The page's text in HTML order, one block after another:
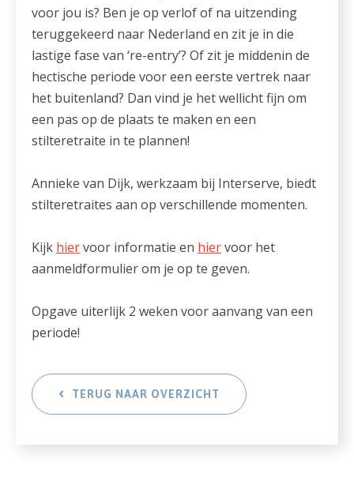
voor jou is? Ben je op verlof of na uitzending
teruggekeerd naar Nederland en zit je in die
lastige fase van ‘re-entry’? Of zit je middenin de
hectische periode voor een eerste vertrek naar
het buitenland? Dan vind je het wellicht fijn om
een pas op de plaats te maken en een
stilteretraite in te plannen!
Annieke van Dijk, werkzaam bij Interserve, biedt
stilteretraites aan op verschillende momenten.
Kijk hiervoor informatie en hiervoor het
aanmeldformulier om je op te geven.
Opgave uiterlijk 2 weken voor aanvang van een
periode!
TERUG NAAR OVERZICHT